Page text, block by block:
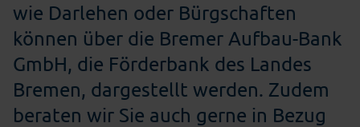
wie Darlehen oder Bürgschaften
können über die Bremer Aufbau-Bank
GmbH, die Förderbank des Landes
Bremen, dargestellt werden. Zudem
beraten wir Sie auch gerne in Bezug